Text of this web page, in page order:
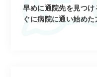
早めに通院先を見つ
ぐに病院に通い始めた